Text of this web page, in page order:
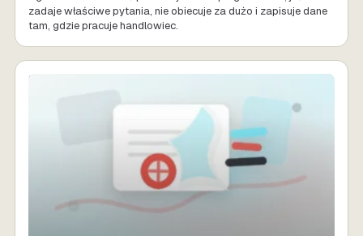
zadaje właściwe pytania, nie obiecuje za dużo i zapisuje dane
tam, gdzie pracuje handlowiec.
SPRZEDAŻ AI